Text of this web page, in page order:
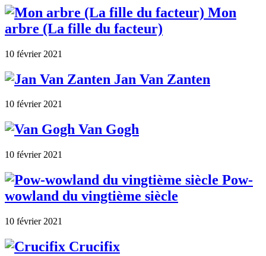
Mon
arbre (La fille du facteur)
10 février 2021
Jan Van Zanten
10 février 2021
Van Gogh
10 février 2021
Pow-
wowland du vingtième siècle
10 février 2021
Crucifix